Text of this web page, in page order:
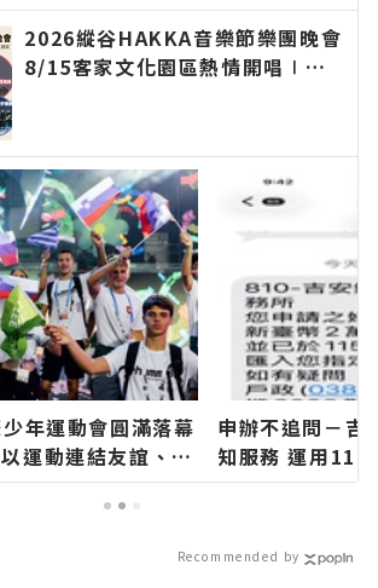
2026縱谷HAKKA音樂節樂團晚會
8/15客家文化園區熱情開唱∣花
訊！
年運動會圓滿落幕
運動連結友誼、讓
花蓮新聞網官方網
快速的今日新聞報
申辦不追問－吉
知服務 運用111
平臺 提升便民
Recommended by